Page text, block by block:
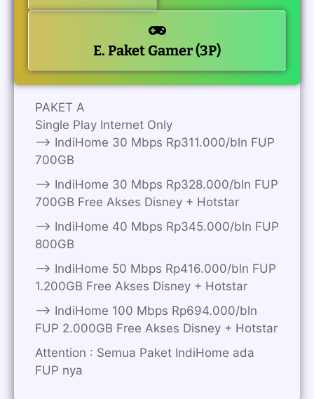
E. Paket Gamer (3P)
PAKET A
Single Play Internet Only
——> IndiHome 30 Mbps Rp311.000/bln FUP
700GB
——> IndiHome 30 Mbps Rp328.000/bln FUP
700GB Free Akses Disney + Hotstar
——> IndiHome 40 Mbps Rp345.000/bln FUP
800GB
——> IndiHome 50 Mbps Rp416.000/bln FUP
1.200GB Free Akses Disney + Hotstar
——> IndiHome 100 Mbps Rp694.000/bln
FUP 2.000GB Free Akses Disney + Hotstar
Attention : Semua Paket IndiHome ada
FUP nya